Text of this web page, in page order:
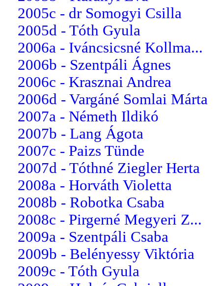
2005c - dr Somogyi Csilla
2005d - Tóth Gyula
2006a - Iváncsicsné Kollma...
2006b - Szentpáli Ágnes
2006c - Krasznai Andrea
2006d - Vargáné Somlai Márta
2007a - Németh Ildikó
2007b - Lang Ágota
2007c - Paizs Tünde
2007d - Tóthné Ziegler Herta
2008a - Horváth Violetta
2008b - Robotka Csaba
2008c - Pirgerné Megyeri Z...
2009a - Szentpáli Csaba
2009b - Belényessy Viktória
2009c - Tóth Gyula